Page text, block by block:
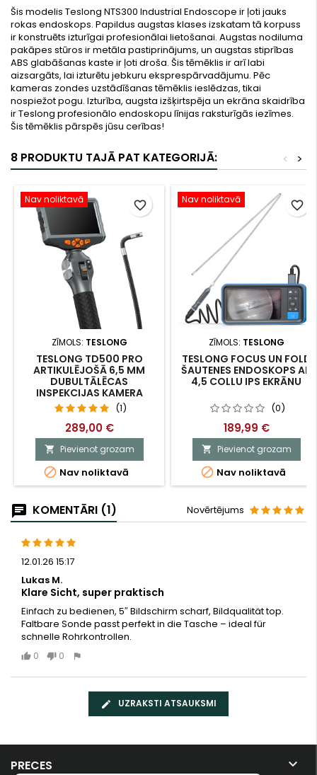
Šis modelis Teslong NTS300 Industrial Endoscope ir ļoti jauks
rokas endoskops. Papildus augstas klases izskatam tā korpuss
ir konstruēts izturīgai profesionālai lietošanai. Augstas nodiluma
pakāpes stūros ir metāla pastiprinājums, un augstas stiprības
ABS glabāšanas kaste ir ļoti droša. Šis tēmēklis ir arī labi
aizsargāts, lai izturētu jebkuru eksprespārvadājumu. Pēc
kameras zondes uzstādīšanas tēmēklis ieslēdzas, tikai
nospiežot pogu. Izturība, augsta izšķirtspēja un ekrāna skaidrība
ir Teslong profesionālo endoskopu līnijas raksturīgās iezīmes.
Šis tēmēklis pārspēs jūsu cerības!
8 PRODUKTU TAJĀ PAT KATEGORIJĀ: >
<
Nav noliktavā
ZĪMOLS: TESLONG
TESLONG TD500 PRO
ARTIKULĒJOŠĀ 6,5 MM
DUBULTĀLĒCAS
INSPEKCIJAS KAMERA
(1)
289,00 €
 Pievienot grozam
 Nav noliktavā
favorite_border Nav noliktavā
ZĪMOLS: TESLONG
TESLONG FOCUS UN FOLD
ŠAUTENES ENDOSKOPS AR
4,5 COLLU IPS EKRĀNU
(0)
189,99 €
 Pievienot grozam
 Nav noliktavā
favorite_border
KOMENTĀRI (1) Novērtējums
12.01.26 15:17
Lukas M.
Klare Sicht, super praktisch
Einfach zu bedienen, 5″ Bildschirm scharf, Bildqualität top.
Faltbare Sonde passt perfekt in die Tasche – ideal für
schnelle Rohrkontrollen.
0
0
UZRAKSTI ATSAUKSMI
PRECES 